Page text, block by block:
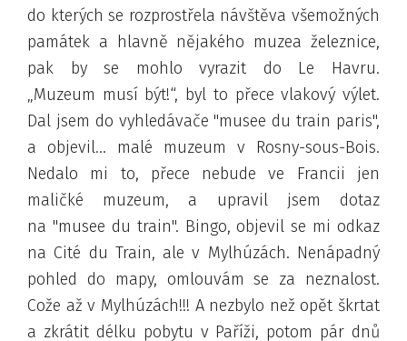
do kterých se rozprostřela návštěva všemožných
památek a hlavně nějakého muzea železnice,
pak by se mohlo vyrazit do Le Havru.
Muzeum musí být! , byl to přece vlakový výlet.
Dal jsem do vyhledávače "musee du train paris",
a objevil... malé muzeum v Rosny-sous-Bois.
Nedalo mi to, přece nebude ve Francii jen
maličké muzeum, a upravil jsem dotaz
na "musee du train". Bingo, objevil se mi odkaz
na Cité du Train, ale v Mylhúzách. Nenápadný
pohled do mapy, omlouvám se za neznalost.
Cože až v Mylhúzách!!! A nezbylo než opět škrtat
a zkrátit délku pobytu v Paříži, potom pár dnů